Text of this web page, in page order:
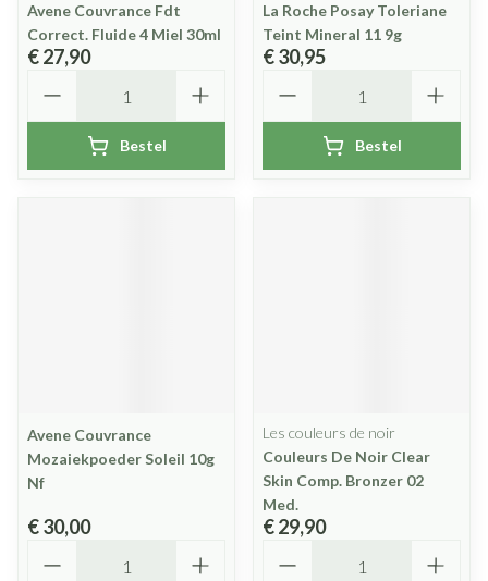
Avene Couvrance Fdt
Correct. Fluide 4 Miel 30ml
€ 27,90
Bestel
La Roche Posay Toleriane
Teint Mineral 11 9g
€ 30,95
Bestel
Avene Couvrance
Mozaiekpoeder Soleil 10g
Nf
€ 30,00
Les couleurs de noir
Couleurs De Noir Clear
Skin Comp. Bronzer 02
Med.
€ 29,90